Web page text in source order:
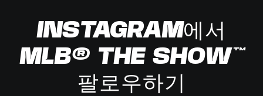
INSTAGRAM에서
MLB® THE SHOW™
팔로우하기